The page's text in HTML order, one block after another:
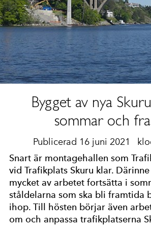
Bygget av nya
sommar och
Publicerad 16 juni 2021
Snart är montagehallen som
vid Trafikplats Skuru klar.
mycket av arbetet fortsätta i
ståldelarna som ska bli framtida
ihop. Till hösten börjar även
om och anpassa trafikplatserna